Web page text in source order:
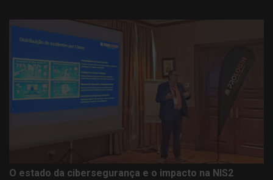
O estado da cibersegurança e o impacto na NIS2